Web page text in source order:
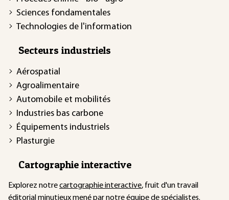
Sciences fondamentales
Technologies de l'information
Secteurs industriels
Aérospatial
Agroalimentaire
Automobile et mobilités
Industries bas carbone
Équipements industriels
Plasturgie
Cartographie interactive
Explorez notrecartographie interactive, fruit d'un travail
éditorial minutieux mené par notre équipe de spécialistes.